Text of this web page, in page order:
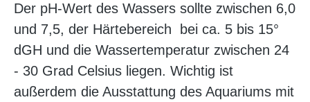
Der pH-Wert des Wassers sollte zwischen 6,0
und 7,5, der Härtebereich bei ca. 5 bis 15°
dGH und die Wassertemperatur zwischen 24
- 30 Grad Celsius liegen. Wichtig ist
außerdem die Ausstattung des Aquariums mit